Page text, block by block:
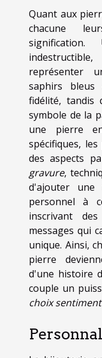
Quant aux
chacune
représenter
saphirs
fidélité, tandis
symbole de la
une pierre
spécifiques,
des aspects
gravure,
d'ajouter
personnel à
inscrivant
messages qui
unique. Ainsi,
pierre
d'une histoire
couple un
choix